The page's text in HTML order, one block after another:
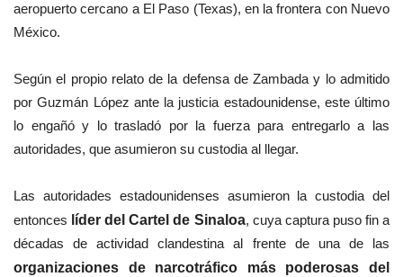
aeropuerto cercano a El Paso (Texas), en la frontera con Nuevo
México.
Según el propio relato de la defensa de Zambada y lo admitido
por Guzmán López ante la justicia estadounidense, este último
lo engañó y lo trasladó por la fuerza para entregarlo a las
autoridades, que asumieron su custodia al llegar.
Las autoridades estadounidenses asumieron la custodia del
entonces líder del Cartel de Sinaloa, cuya captura puso fin a
décadas de actividad clandestina al frente de una de las
organizaciones de narcotráfico más poderosas del